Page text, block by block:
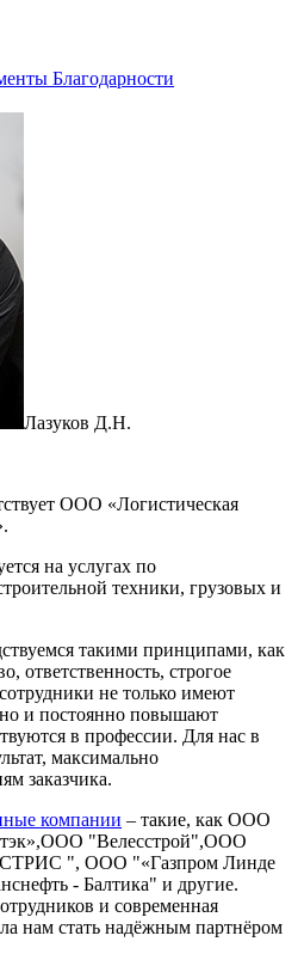
Благодарности
Лазуков Д.H.
ООО «Логистическая
на услугах по
техники, грузовых и
такими принципами, как
ответственность, строгое
не только имеют
но и постоянно повышают
в профессии. Для нас в
максимально
заказчика.
компании – такие, как ООО
"Велесстрой",ООО
", ООО "«Газпром Линде
- Балтика" и другие.
и современная
нам стать надёжным партнёром